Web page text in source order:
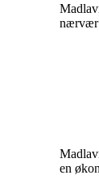
nærvær
en